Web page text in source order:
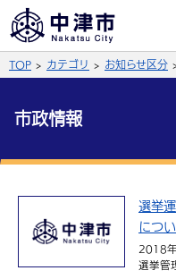
や
ふ
黒
サイト内検索
総合メニュー
くらしの情報
TOP カテゴリ お知らせ区分
市政情報
選挙
につ
2018
選挙管